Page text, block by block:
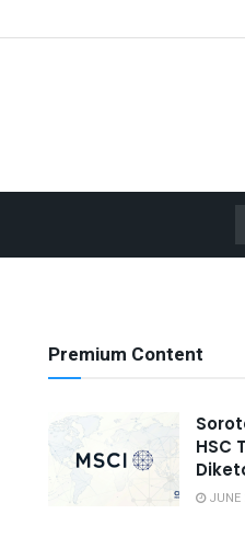
Premium Content
HSC
JUNE